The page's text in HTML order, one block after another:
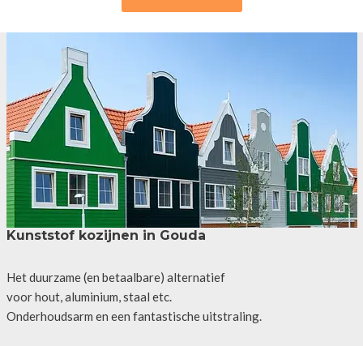
Kunststof kozijnen in Gouda
Het duurzame (en betaalbare) alternatief
voor hout, aluminium, staal etc.
Onderhoudsarm en een fantastische uitstraling.